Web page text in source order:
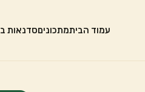
עמוד הביתמתכוניםסדנאות